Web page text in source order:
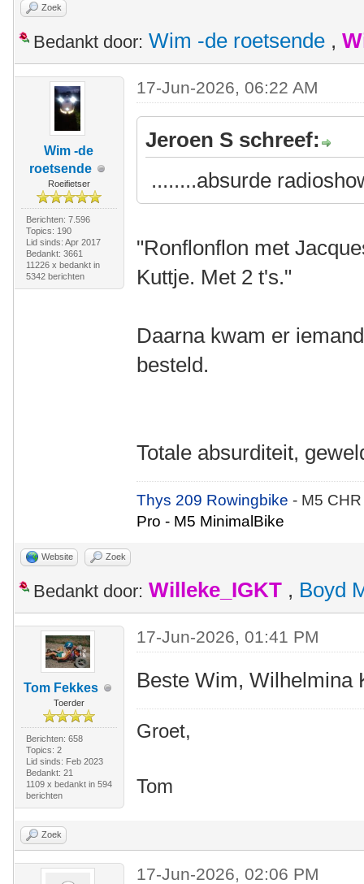
Zoek
Bedankt door: Wim -de roetsende ,
Wim -de
roetsende
Roeifietser
Berichten: 7.596
Topics: 190
Lid sinds: Apr 2017
Bedankt: 3661
11226 x bedankt in
5342 berichten
17-Jun-2026, 06:22 AM
Jeroen S schreef:
........absurde
"Ronflonflon met
Kuttje. Met 2 t's."
Daarna kwam er
besteld.
Totale absurditeit,
Thys 209 Rowingbike- M5
Pro - M5 MinimalBike
Website Zoek
Bedankt door: Willeke_IGKT , Boyd
Tom Fekkes
Toerder
Berichten: 658
Topics: 2
Lid sinds: Feb 2023
Bedankt: 21
1109 x bedankt in 594
berichten
17-Jun-2026, 01:41 PM
Beste Wim, Wilhelmina
Groet,
Tom
Zoek
17-Jun-2026, 02:06 PM